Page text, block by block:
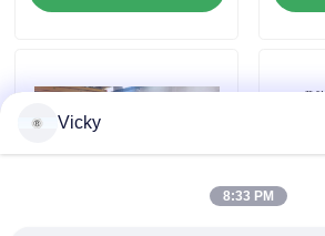
Neuigkeiten
Bitte um ein Angebot
VR
Vicky
8:33 PM